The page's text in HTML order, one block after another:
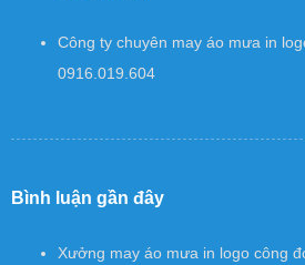
Công ty chuyên may áo mưa in
0916.019.604
Bình luận gần đây
Xưởng may áo mưa in logo công